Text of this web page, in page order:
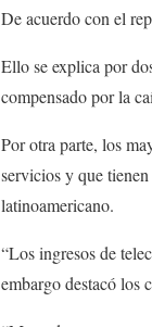
De acuerdo con el
Ello se explica por
compensado por la
Por otra parte, los
servicios y que
latinoamericano.
“Los ingresos de
embargo destacó los